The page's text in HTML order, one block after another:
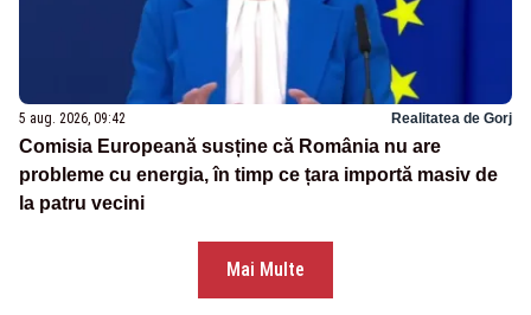
5 aug. 2026, 09:42 Realitatea de Gorj
Comisia Europeană susține că România nu are
probleme cu energia, în timp ce țara importă masiv de
la patru vecini
Mai Multe